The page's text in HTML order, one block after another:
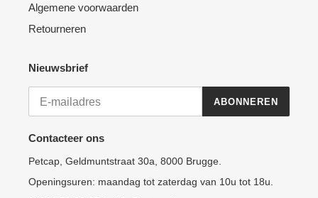
Algemene voorwaarden
Retourneren
Nieuwsbrief
ABONNEREN
Contacteer ons
Petcap, Geldmuntstraat 30a, 8000 Brugge.
Openingsuren: maandag tot zaterdag van 10u tot 18u.